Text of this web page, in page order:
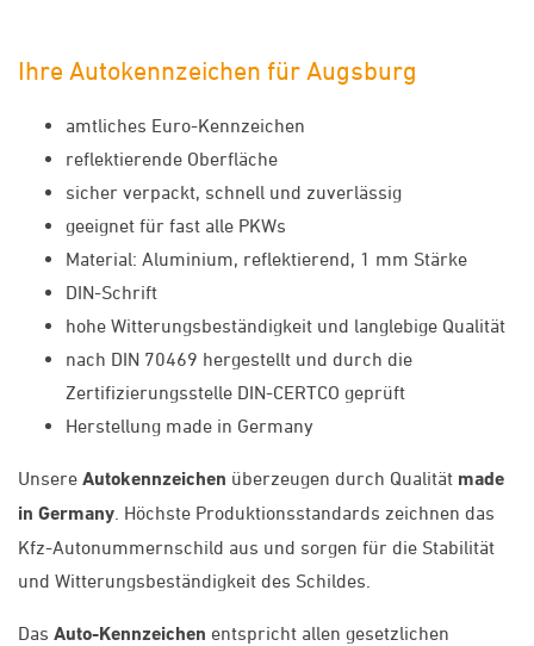
Ihre Autokennzeichen für Augsburg
amtliches Euro-Kennzeichen
reflektierende Oberfläche
sicher verpackt, schnell und zuverlässig
geeignet für fast alle PKWs
Material: Aluminium, reflektierend, 1 mm Stärke
DIN-Schrift
hohe Witterungsbeständigkeit und langlebige Qualität
nach DIN 70469 hergestellt und durch die
Zertifizierungsstelle DIN-CERTCO geprüft
Herstellung made in Germany
Unsere Autokennzeichen überzeugen durch Qualität made
in Germany . Höchste Produktionsstandards zeichnen das
Kfz-Autonummernschild aus und sorgen für die Stabilität
und Witterungsbeständigkeit des Schildes.
Das Auto-Kennzeichen entspricht allen gesetzlichen